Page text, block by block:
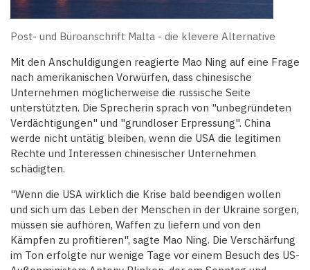
Post- und Büroanschrift Malta - die klevere Alternative
Mit den Anschuldigungen reagierte Mao Ning auf eine Frage
nach amerikanischen Vorwürfen, dass chinesische
Unternehmen möglicherweise die russische Seite
unterstützten. Die Sprecherin sprach von "unbegründeten
Verdächtigungen" und "grundloser Erpressung". China
werde nicht untätig bleiben, wenn die USA die legitimen
Rechte und Interessen chinesischer Unternehmen
schädigten.
"Wenn die USA wirklich die Krise bald beendigen wollen
und sich um das Leben der Menschen in der Ukraine sorgen,
müssen sie aufhören, Waffen zu liefern und von den
Kämpfen zu profitieren", sagte Mao Ning. Die Verschärfung
im Ton erfolgte nur wenige Tage vor einem Besuch des US-